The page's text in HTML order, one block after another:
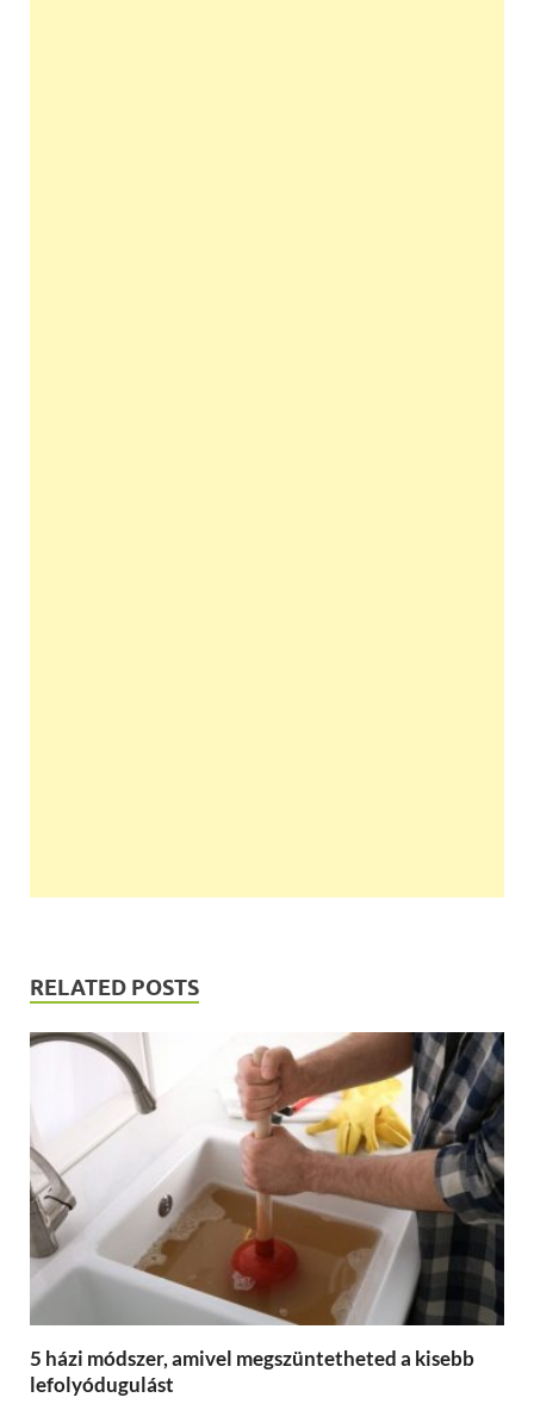
RELATED POSTS
5 házi módszer, amivel megszüntetheted a kisebb
lefolyódugulást